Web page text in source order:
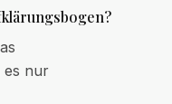
es nur